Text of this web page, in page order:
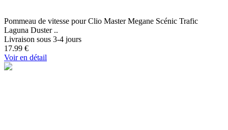
Pommeau de vitesse pour Clio Master Megane Scénic Trafic
Laguna Duster ..
Livraison sous 3-4 jours
17.99 €
Voir en détail